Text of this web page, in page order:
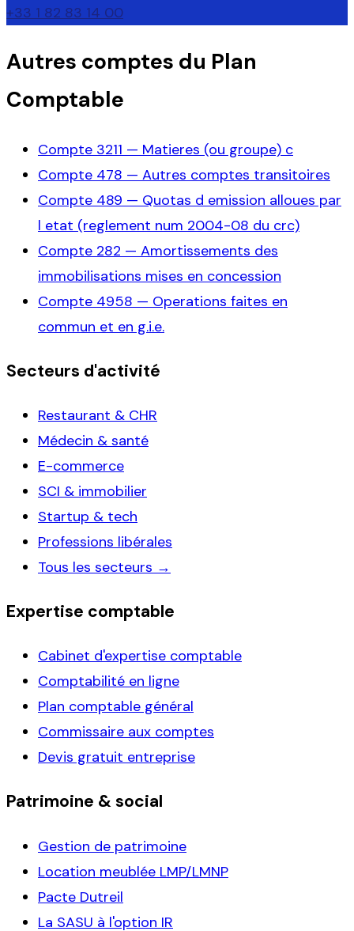
+33 1 82 83 14 00
Autres comptes du Plan
Comptable
Compte 3211 — Matieres (ou groupe) c
Compte 478 — Autres comptes transitoires
Compte 489 — Quotas d emission alloues par
l etat (reglement num 2004-08 du crc)
Compte 282 — Amortissements des
immobilisations mises en concession
Compte 4958 — Operations faites en
commun et en g.i.e.
Secteurs d'activité
Restaurant & CHR
Médecin & santé
E-commerce
SCI & immobilier
Startup & tech
Professions libérales
Tous les secteurs →
Expertise comptable
Cabinet d'expertise comptable
Comptabilité en ligne
Plan comptable général
Commissaire aux comptes
Devis gratuit entreprise
Patrimoine & social
Gestion de patrimoine
Location meublée LMP/LMNP
Pacte Dutreil
La SASU à l'option IR